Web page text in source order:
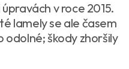
v roce 2015.
lamely se ale časem
odolné; škody zhoršily